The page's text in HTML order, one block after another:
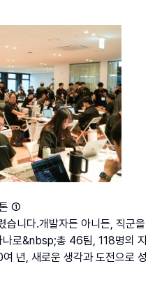
①
습니다.개발자든 아니든, 직군을
나로&nbsp;총 46팀, 118명의 지
년, 새로운 생각과 도전으로 성